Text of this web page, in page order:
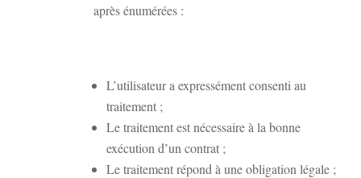
après énumérées :
L’utilisateur a expressément consenti au
traitement ;
Le traitement est nécessaire à la bonne
exécution d’un contrat ;
Le traitement répond à une obligation légale ;